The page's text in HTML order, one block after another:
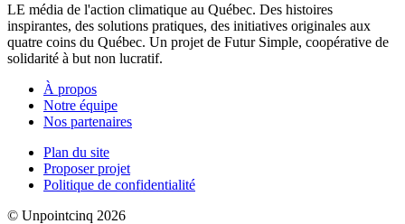
LE média de l'action climatique au Québec. Des histoires
inspirantes, des solutions pratiques, des initiatives originales aux
quatre coins du Québec. Un projet de Futur Simple, coopérative de
solidarité à but non lucratif.
À propos
Notre équipe
Nos partenaires
Plan du site
Proposer projet
Politique de confidentialité
© Unpointcinq 2026